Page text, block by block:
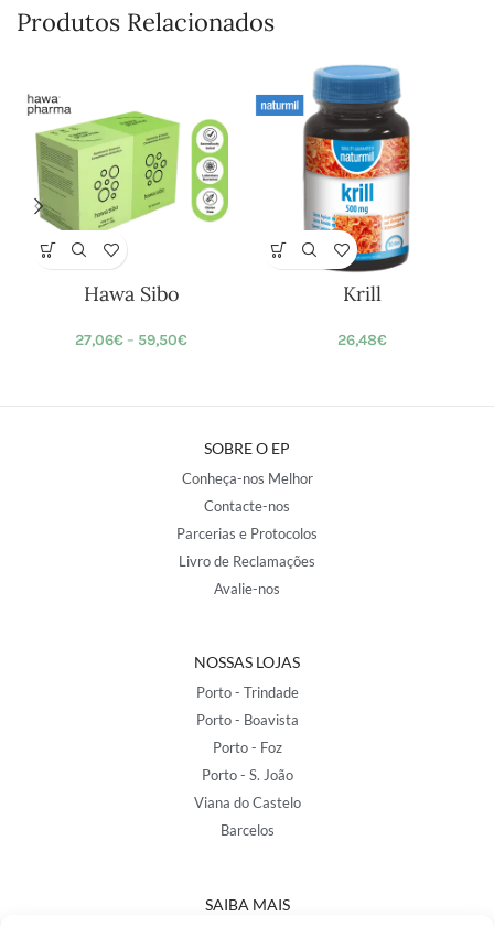
Produtos Relacionados
Hawa Sibo
27,06€ – 59,50€
Krill
26,48€
SOBRE O EP
Conheça-nos Melhor
Contacte-nos
Parcerias e Protocolos
Livro de Reclamações
Avalie-nos
NOSSAS LOJAS
Porto - Trindade
Porto - Boavista
Porto - Foz
Porto - S. João
Viana do Castelo
Barcelos
SAIBA MAIS